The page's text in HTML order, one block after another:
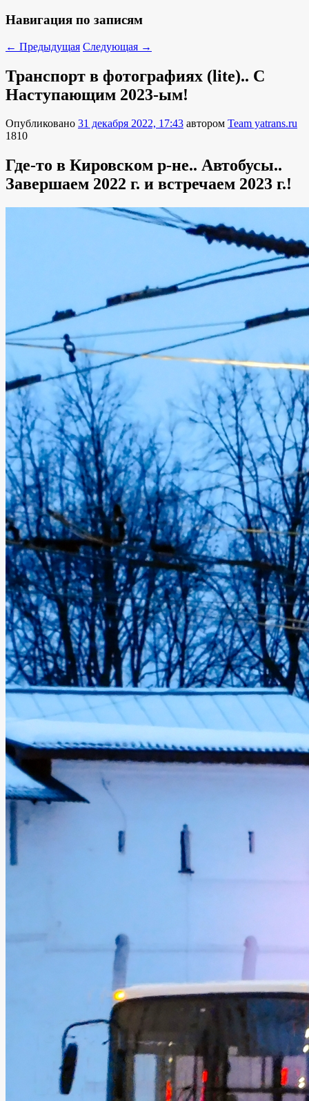
Навигация по записям
← Предыдущая Следующая →
Транспорт в фотографиях (lite).. С
Наступающим 2023-ым!
Опубликовано 31 декабря 2022, 17:43 автором Team yatrans.ru
1810
Где-то в Кировском р-не.. Автобусы..
Завершаем 2022 г. и встречаем 2023 г.!